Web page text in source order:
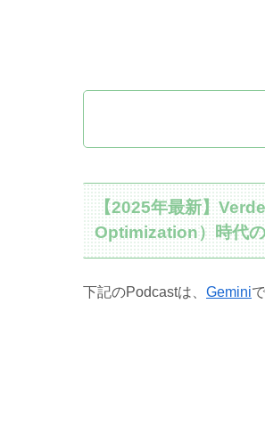
【2025年最新】
Optimization）時代
下記のPodcastは、 Gemini